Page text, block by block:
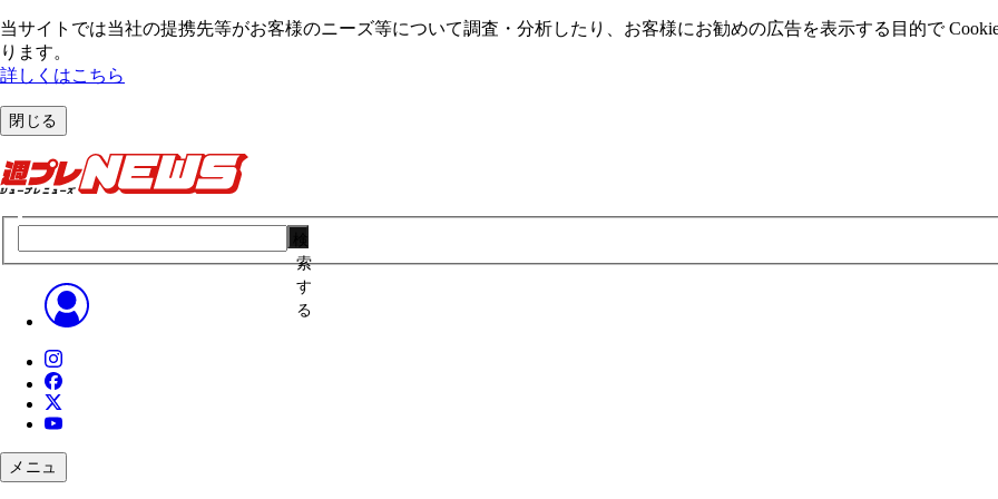
当サイトでは当社の提携先等がお客様のニーズ等について調査・分析したり、お客様にお勧めの広告を表⽰する⽬的で
ります。
詳しくはこちら
閉じる
索
す
る
メニュ